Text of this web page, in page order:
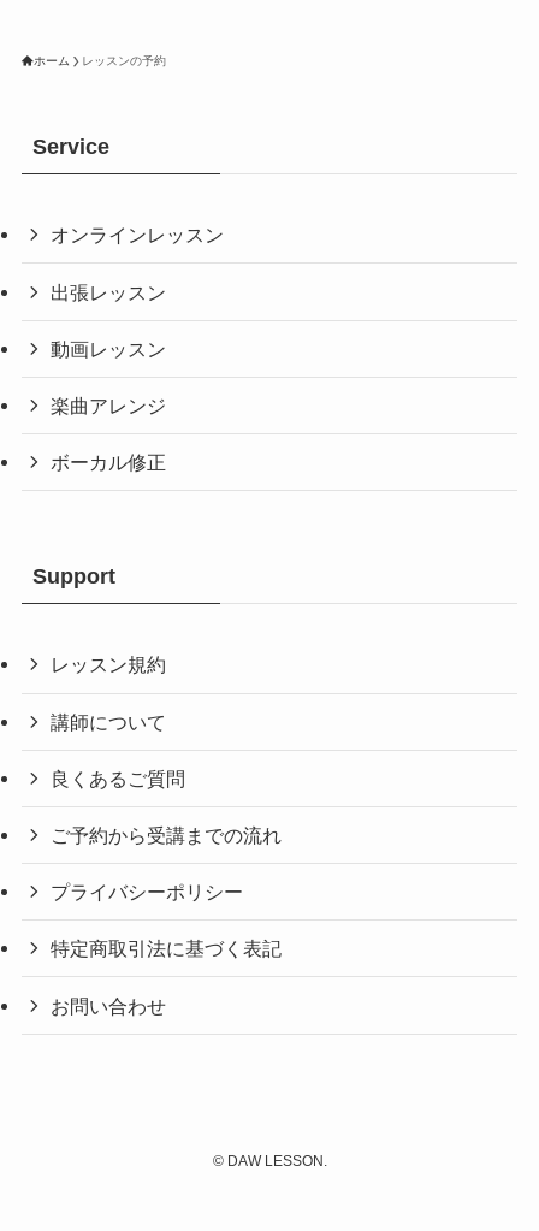
ホーム レッスンの予約
Service
オンラインレッスン
出張レッスン
動画レッスン
楽曲アレンジ
ボーカル修正
Support
レッスン規約
講師について
良くあるご質問
ご予約から受講までの流れ
プライバシーポリシー
特定商取引法に基づく表記
お問い合わせ
©DAW LESSON.